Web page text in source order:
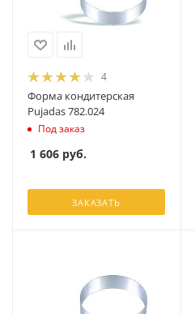
4
Форма кондитерская
Pujadas 782.024
Под заказ
1 606 руб.
ЗАКАЗАТЬ